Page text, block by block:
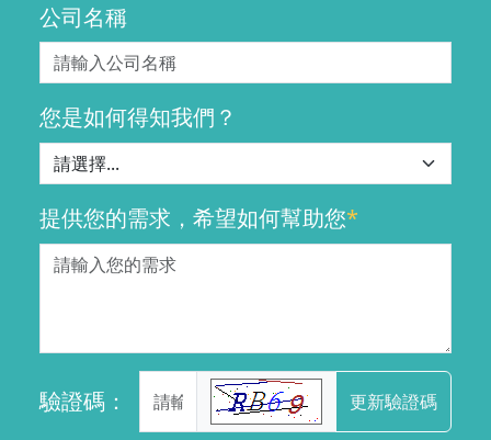
公司名稱
您是如何得知我們？
提供您的需求，希望如何幫助您*
驗證碼： 更新驗證碼